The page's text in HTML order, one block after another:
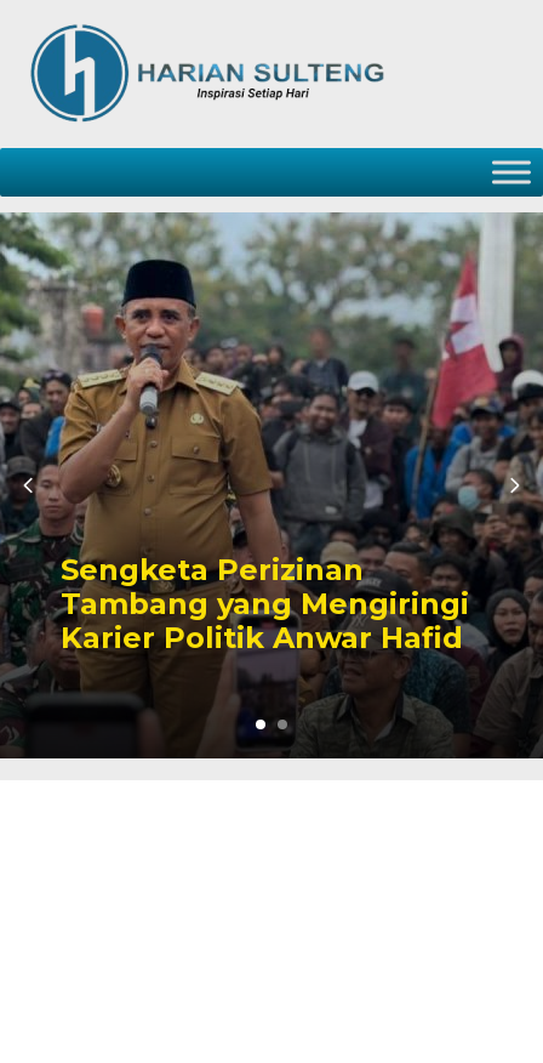
Sengketa Perizinan
Tambang yang Mengiringi
Karier Politik Anwar Hafid